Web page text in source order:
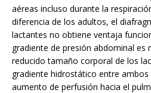
aéreas incluso durante la
diferencia de los adultos, el
lactantes no obtiene ventaja
gradiente de presión abdominal es
reducido tamaño corporal de los
gradiente hidrostático entre
aumento de perfusión hacia el